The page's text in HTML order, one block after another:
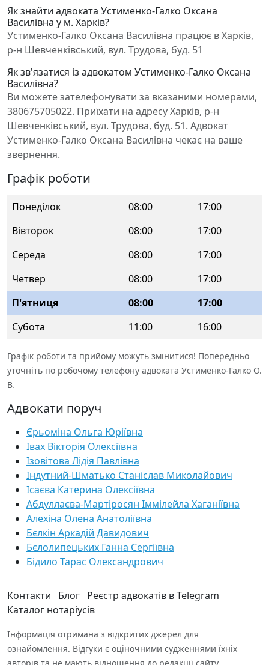
Як знайти адвоката Устименко-Галко Оксана
Василівна у м. Харків?
Устименко-Галко Оксана Василівна працює в Харків,
р-н Шевченківський, вул. Трудова, буд. 51
Як зв'язатися із адвокатом Устименко-Галко Оксана
Василівна?
Ви можете зателефонувати за вказаними номерами,
380675705022. Приїхати на адресу Харків, р-н
Шевченківський, вул. Трудова, буд. 51. Адвокат
Устименко-Галко Оксана Василівна чекає на ваше
звернення.
Графік роботи
Понеділок 08:00
17:00
Вівторок
08:00
17:00
Середа
08:00
17:00
Четвер
08:00
17:00
П'ятниця
08:00
17:00
Субота
11:00 16:00
Графік роботи та прийому можуть змінитися! Попередньо
уточніть по робочому телефону адвоката Устименко-Галко О.
В.
Адвокати поруч
Єрьоміна Ольга Юріївна
Івах Вікторія Олексіївна
Ізовітова Лідія Павлівна
Індутний-Шматько Станіслав Миколайович
Ісаєва Катерина Олексіївна
Абдуллаєва-Мартіросян Іммілейла Хаганіївна
Алехіна Олена Анатоліївна
Бєлкін Аркадій Давидович
Бєлолипецьких Ганна Сергіївна
Бідило Тарас Олександрович
Контакти Блог Реєстр адвокатів в Telegram
Каталог нотаріусів
Інформація отримана з відкритих джерел для
ознайомлення. Відгуки є оціночними судженнями їхніх